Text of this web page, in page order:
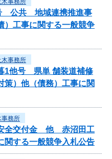
木事務所
公共 地域連携推進事
）工事に関する一般競争
木事務所
1他号 県単 舗装道補修
策）他（債務）工事に関
事務所
全交付金 他 赤沼田工
する一般競争入札公告